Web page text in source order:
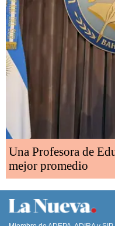
Una Profesora de
mejor promedio